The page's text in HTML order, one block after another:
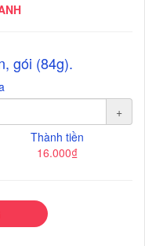
gói (84g).
+
Thành tiền
16.000₫